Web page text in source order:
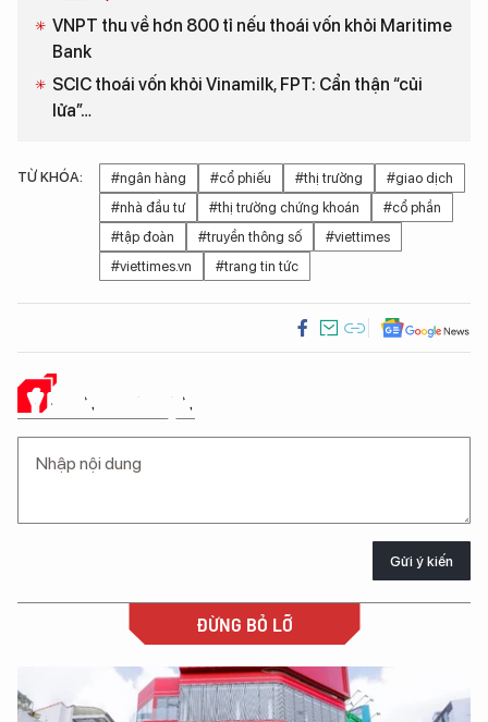
VNPT thu về hơn 800 tỉ nếu thoái vốn khỏi Maritime
Bank
SCIC thoái vốn khỏi Vinamilk, FPT: Cẩn thận “củi
lửa”…
TỪ KHÓA: #ngân hàng #cổ phiếu #thị trường
#giao dịch
#nhà đầu tư
#thị trường chứng khoán
#cổ phần
#tập đoàn
#truyền thông số
#viettimes
#viettimes.vn
#trang tin tức
Ý KIẾN CỦA BẠN
Gửi ý kiến
ĐỪNG BỎ LỠ